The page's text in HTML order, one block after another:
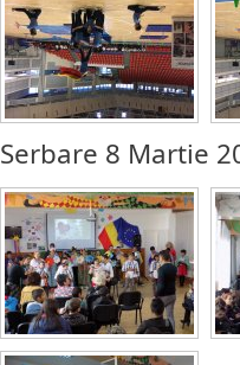
Serbare 8 Martie